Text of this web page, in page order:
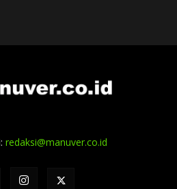
redaksi@manuver.co.id